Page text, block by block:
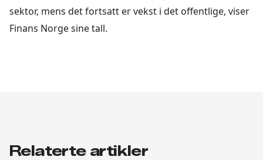
sektor, mens det fortsatt er vekst i det offentlige, viser
Finans Norge sine tall.
Relaterte artikler